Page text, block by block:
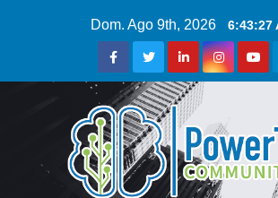
Dom. Ago 9th, 2026 6:43:28